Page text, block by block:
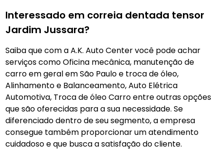
Interessado em correia dentada tensor
Jardim Jussara?
Saiba que com a A.K. Auto Center você pode achar
serviços como Oficina mecânica, manutenção de
carro em geral em São Paulo e troca de óleo,
Alinhamento e Balanceamento, Auto Elétrica
Automotiva, Troca de óleo Carro entre outras opções
que são oferecidas para a sua necessidade. Se
diferenciado dentro de seu segmento, a empresa
consegue também proporcionar um atendimento
cuidadoso e que busca a satisfação do cliente.